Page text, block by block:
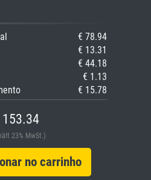
€ 78.94
€ 13.31
€ 44.18
€ 1.13
€ 15.78
153.34
23% MwSt.)
no carrinho